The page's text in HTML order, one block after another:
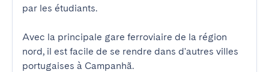
par les étudiants.
Avec la principale gare ferroviaire de la région
nord, il est facile de se rendre dans d'autres villes
portugaises à Campanhã.